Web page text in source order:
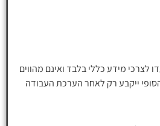
לצרכי מידע כללי בלבד ואינם מהווים
ייקבע רק לאחר הערכת העבודה